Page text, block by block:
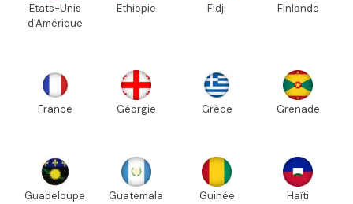
Etats-Unis
d'Amérique
Ethiopie Fidji Finlande
France Géorgie Grèce Grenade
Guadeloupe Guatemala Guinée Haïti